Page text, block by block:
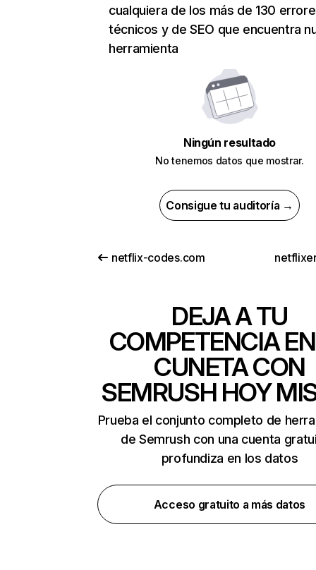
cualquiera de los más de 130
técnicos y de SEO que encuentra
herramienta
Ningún resultado
No tenemos datos que mostrar.
Consigue tu auditoría →
netflix-codes.com
DEJA A TU
COMPETENCIA
CUNETA CON
SEMRUSH HOY
Prueba el conjunto completo de
de Semrush con una cuenta
profundiza en los datos
Acceso gratuito a más datos